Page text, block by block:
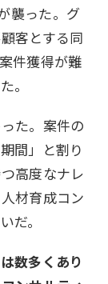
襲った。グ
客とする同
件獲得が難
。
た。案件の
間」と割り
高度なナレ
材育成コン
だ。
数多くあり